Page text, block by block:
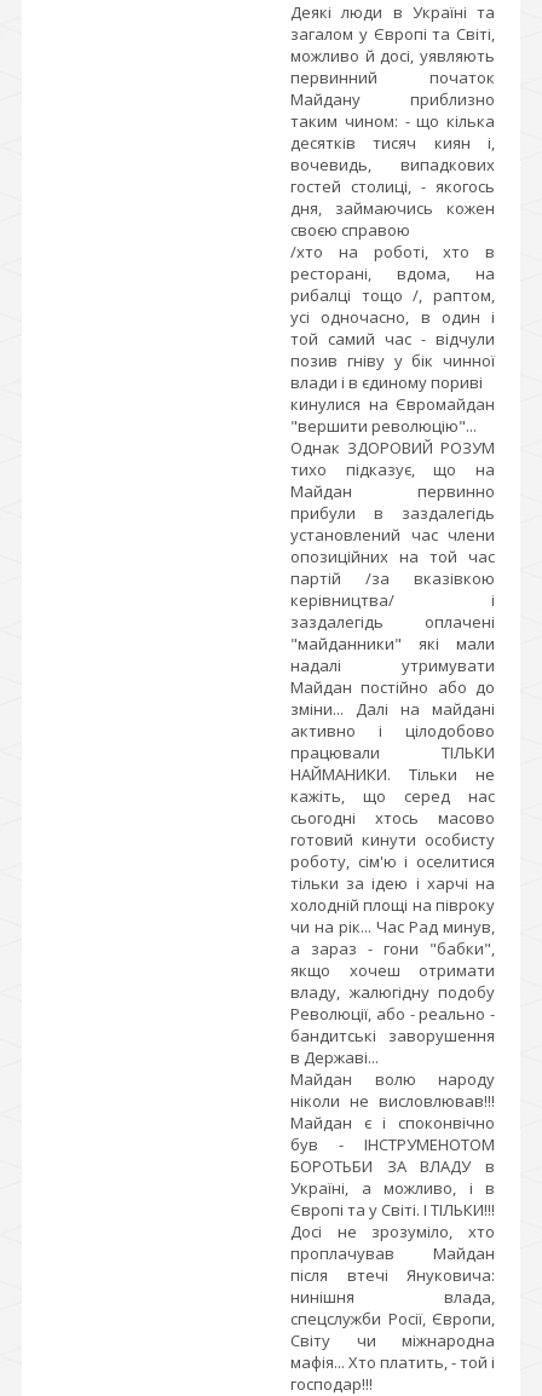
Деякі люди в Україні та
загалом у Європі та Світі,
можливо й досі, уявляють
первинний початок
Майдану приблизно
таким чином: - що кілька
десятків тисяч киян і,
вочевидь, випадкових
гостей столиці, - якогось
дня, займаючись кожен
своєю справою
/хто на роботі, хто в
ресторані, вдома, на
рибалці тощо /, раптом,
усі одночасно, в один і
той самий час - відчули
позив гніву у бік чинної
влади і в єдиному пориві
кинулися на Євромайдан
"вершити революцію"...
Однак ЗДОРОВИЙ РОЗУМ
тихо підказує, що на
Майдан первинно
прибули в заздалегідь
установлений час члени
опозиційних на той час
партій /за вказівкою
керівництва/ і
заздалегідь оплачені
"майданники" які мали
надалі утримувати
Майдан постійно або до
зміни... Далі на майдані
активно і цілодобово
працювали ТІЛЬКИ
НАЙМАНИКИ. Тільки не
кажіть, що серед нас
сьогодні хтось масово
готовий кинути особисту
роботу, сім'ю і оселитися
тільки за ідею і харчі на
холодній площі на півроку
чи на рік... Час Рад минув,
а зараз - гони "бабки",
якщо хочеш отримати
владу, жалюгідну подобу
Революції, або - реально -
бандитські заворушення
в Державі...
Майдан волю народу
ніколи не висловлював!!!
Майдан є і споконвічно
був - ІНСТРУМЕНОТОМ
БОРОТЬБИ ЗА ВЛАДУ в
Україні, а можливо, і в
Європі та у Світі. І ТІЛЬКИ!!!
Досі не зрозуміло, хто
проплачував Майдан
після втечі Януковича:
нинішня влада,
спецслужби Росії, Європи,
Світу чи міжнародна
мафія... Хто платить, - той і
господар!!!